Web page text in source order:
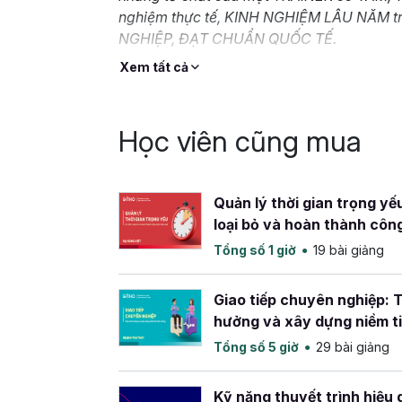
nghiệm thực tế, KINH NGHIỆM LÂU NĂM
NGHIỆP, ĐẠT CHUẨN QUỐC TẾ.
Xem tất cả
Học viên cũng mua
Quản lý thời gian trọng
loại bỏ và hoàn thành
quả
Tổng số 1 giờ 19 bài giảng
Giao tiếp chuyên nghiệp:
hưởng và xây dựng niềm
Tổng số 5 giờ 29 bài giảng
Kỹ năng thuyết trình hiệu